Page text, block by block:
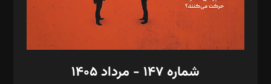
گرافیک و صفحه‌آرایی: سید‌سبحان‌علی ثابت
مد‌یر توسعه تجاری: کامبیز برید‌
امور مالی: شاپور رهبری، محمد‌ کاظمی‌نیا
شماره ۱۴۷ - مرداد ۱۴۰۵